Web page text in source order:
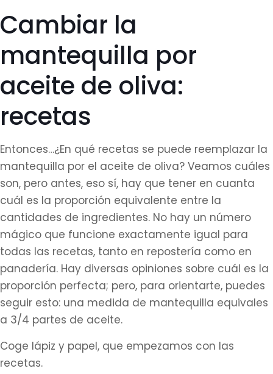
Cambiar la
mantequilla por
aceite de oliva:
recetas
Entonces…¿En qué recetas se puede reemplazar la
mantequilla por el aceite de oliva? Veamos cuáles
son, pero antes, eso sí, hay que tener en cuanta
cuál es la proporción equivalente entre la
cantidades de ingredientes. No hay un número
mágico que funcione exactamente igual para
todas las recetas, tanto en repostería como en
panadería. Hay diversas opiniones sobre cuál es la
proporción perfecta; pero, para orientarte, puedes
seguir esto: una medida de mantequilla equivales
a 3/4 partes de aceite.
Coge lápiz y papel, que empezamos con las
recetas.